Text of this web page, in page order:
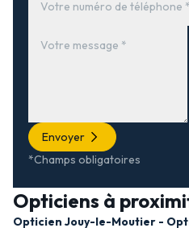
Envoyer
*Champs obligatoires
Opticiens à
Opticien Jouy-le-Moutier -